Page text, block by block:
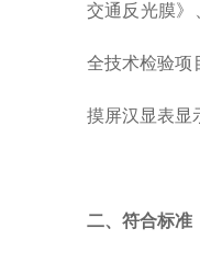
交通反光膜》
全技术检验项
摸屏汉显表显
二、 符合标准